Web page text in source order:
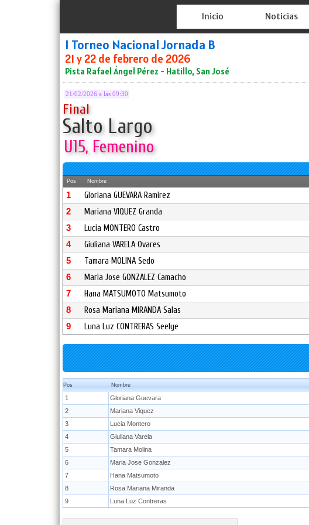
Inicio Noticias
I Torneo Nacional Jornada B
21 y 22 de febrero de 2026
Pista Rafael Ángel Pérez - Hatillo, San José
21/02/2026 a las 09:30
Final
Salto Largo
U15, Femenino
Pos Nombre
1 Gloriana GUEVARA Ramirez
2 Mariana VIQUEZ Granda
3 Lucia MONTERO Castro
4 Giuliana VARELA Ovares
5 Tamara MOLINA Sedo
6 Maria Jose GONZALEZ Camacho
7 Hana MATSUMOTO Matsumoto
8 Rosa Mariana MIRANDA Salas
9 Luna Luz CONTRERAS Seelye
Pos Nombre
1 Gloriana Guevara
2 Mariana Viquez
3 Lucia Montero
4 Giuliana Varela
5 Tamara Molina
6 Maria Jose Gonzalez
7 Hana Matsumoto
8 Rosa Mariana Miranda
9 Luna Luz Contreras